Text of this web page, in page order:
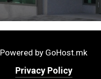
Powered by GoHost.mk
Privacy Policy